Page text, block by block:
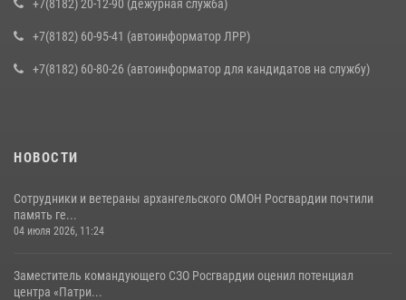
+7(8182) 20-12-90 (дежурная служба)
+7(8182) 60-95-41 (автоинформатор ЛРР)
+7(8182) 60-80-26 (автоинформатор для кандидатов на службу)
НОВОСТИ
Сотрудники и ветераны архангельского ОМОН Росгвардии почтили
память ге...
04 июля 2026, 11:24
Заместитель командующего СЗО Росгвардии оценил потенциал
центра «Патри...